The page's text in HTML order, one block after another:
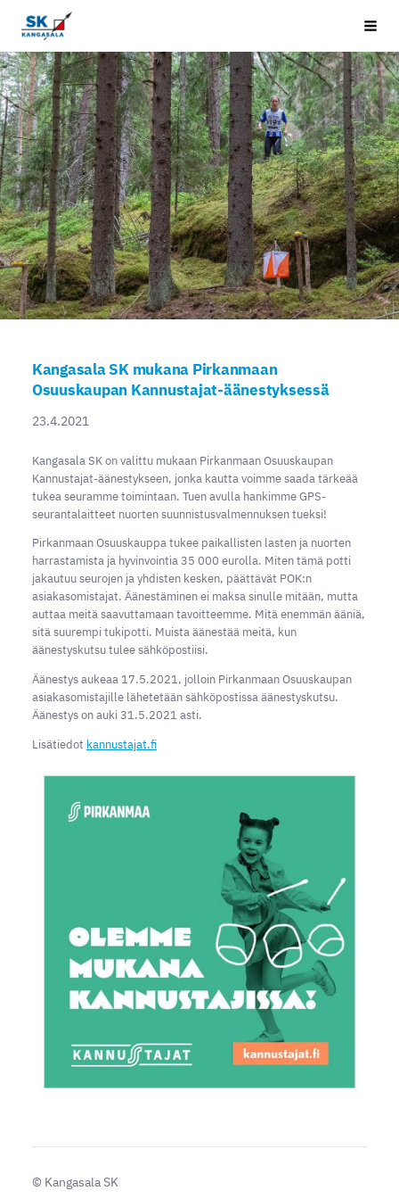
Siirry
sivun
sisältöön
Kangasala SK
Kangasala SK mukana Pirkanmaan
Osuuskaupan Kannustajat-äänestyksessä
23.4.2021
Kangasala SK on valittu mukaan Pirkanmaan Osuuskaupan
Kannustajat-äänestykseen, jonka kautta voimme saada tärkeää
tukea seuramme toimintaan. Tuen avulla hankimme GPS-
seurantalaitteet nuorten suunnistusvalmennuksen tueksi!
Pirkanmaan Osuuskauppa tukee paikallisten lasten ja nuorten
harrastamista ja hyvinvointia 35 000 eurolla. Miten tämä potti
jakautuu seurojen ja yhdisten kesken, päättävät POK:n
asiakasomistajat. Äänestäminen ei maksa sinulle mitään, mutta
auttaa meitä saavuttamaan tavoitteemme. Mitä enemmän ääniä,
sitä suurempi tukipotti. Muista äänestää meitä, kun
äänestyskutsu tulee sähköpostiisi.
Äänestys aukeaa 17.5.2021, jolloin Pirkanmaan Osuuskaupan
asiakasomistajille lähetetään sähköpostissa äänestyskutsu.
Äänestys on auki 31.5.2021 asti.
Lisätiedot kannustajat.fi
© Kangasala SK